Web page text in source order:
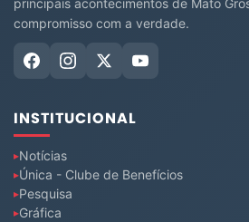
principais acontecimentos de Mato
compromisso com a verdade.
INSTITUCIONAL
Notícias
Única - Clube de Benefícios
Pesquisa
Gráfica